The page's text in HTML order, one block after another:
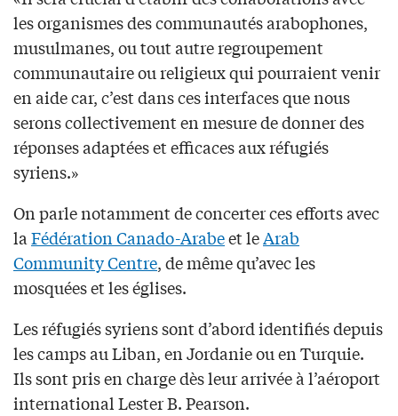
les organismes des communautés arabophones,
musulmanes, ou tout autre regroupement
communautaire ou religieux qui pourraient venir
en aide car, c’est dans ces interfaces que nous
serons collectivement en mesure de donner des
réponses adaptées et efficaces aux réfugiés
syriens.»
On parle notamment de concerter ces efforts avec
laFédération Canado-Arabeet leArab
Community Centre, de même qu’avec les
mosquées et les églises.
Les réfugiés syriens sont d’abord identifiés depuis
les camps au Liban, en Jordanie ou en Turquie.
Ils sont pris en charge dès leur arrivée à l’aéroport
international Lester B. Pearson.